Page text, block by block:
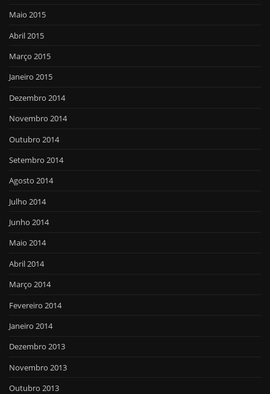
Maio 2015
Abril 2015
Março 2015
Janeiro 2015
Dezembro 2014
Novembro 2014
Outubro 2014
Setembro 2014
Agosto 2014
Julho 2014
Junho 2014
Maio 2014
Abril 2014
Março 2014
Fevereiro 2014
Janeiro 2014
Dezembro 2013
Novembro 2013
Outubro 2013